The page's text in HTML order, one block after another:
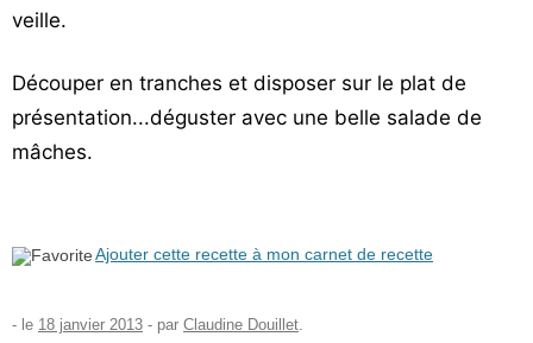
veille.
Découper en tranches et disposer sur le plat de
présentation...déguster avec une belle salade de
mâches.
Ajouter cette recette à mon carnet de recette
- le 18 janvier 2013 - par Claudine Douillet